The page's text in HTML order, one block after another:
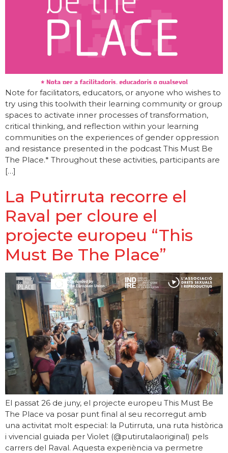
Note for facilitators, educators, or anyone who wishes to
try using this toolwith their learning community or group
spaces to activate inner processes of transformation,
critical thinking, and reflection within your learning
communities on the experiences of gender oppression
and resistance presented in the podcast This Must Be
The Place.* Throughout these activities, participants are
[…]
La Putirruta recorre el
Raval per cloure el
projecte europeu “This
Must Be The Place”
El passat 26 de juny, el projecte europeu This Must Be
The Place va posar punt final al seu recorregut amb
una activitat molt especial: la Putirruta, una ruta històrica
i vivencial guiada per Violet (@putirutalaoriginal) pels
carrers del Raval. Aquesta experiència va permetre